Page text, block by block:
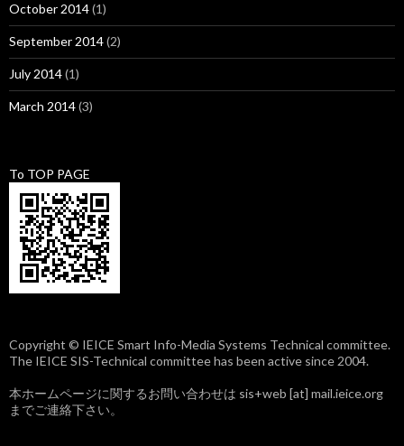
October 2014(1)
September 2014(2)
July 2014(1)
March 2014(3)
To TOP PAGE
Copyright © IEICE Smart Info-Media Systems Technical committee.
The IEICE SIS-Technical committee has been active since 2004.
本ホームページに関するお問い合わせは sis+web [at] mail.ieice.org
までご連絡下さい。